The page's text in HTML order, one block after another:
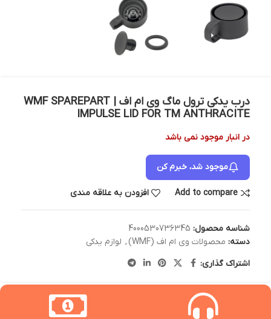
درب یدکی ترول ماگ وی ام اف | WMF SPAREPART
IMPULSE LID FOR TM ANTHRACITE
در انبار موجود نمی باشد
موجود شد، خبرم کن
Add to compare افزودن به علاقه مندی
شناسه محصول: 4000530736345
دسته: محصولات وی ام اف (WMF) , لوازم یدکی
اشتراک گذاری: